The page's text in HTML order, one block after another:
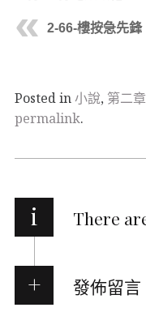
2-66-樓按急先鋒
Posted in小說, 第二
permalink.
i There
發佈留言